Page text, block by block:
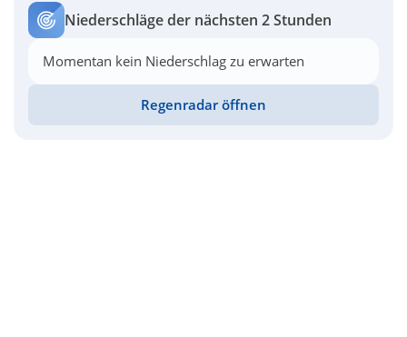
Niederschläge der nächsten 2 Stunden
Momentan kein Niederschlag zu erwarten
Regenradar öffnen